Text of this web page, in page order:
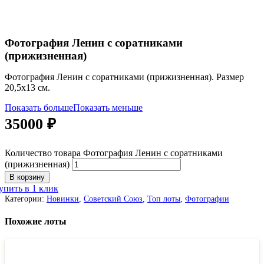
Фотография Ленин с соратниками
(прижизненная)
Фотография Ленин с соратниками (прижизненная). Размер
20,5х13 см.
Показать большеПоказать меньше
35000 ₽
Количество товара Фотография Ленин с соратниками
(прижизненная)
В корзину
в 1 клик
Категории: Новинки Советский Союз Топ лоты Фотографии
Похожие лоты